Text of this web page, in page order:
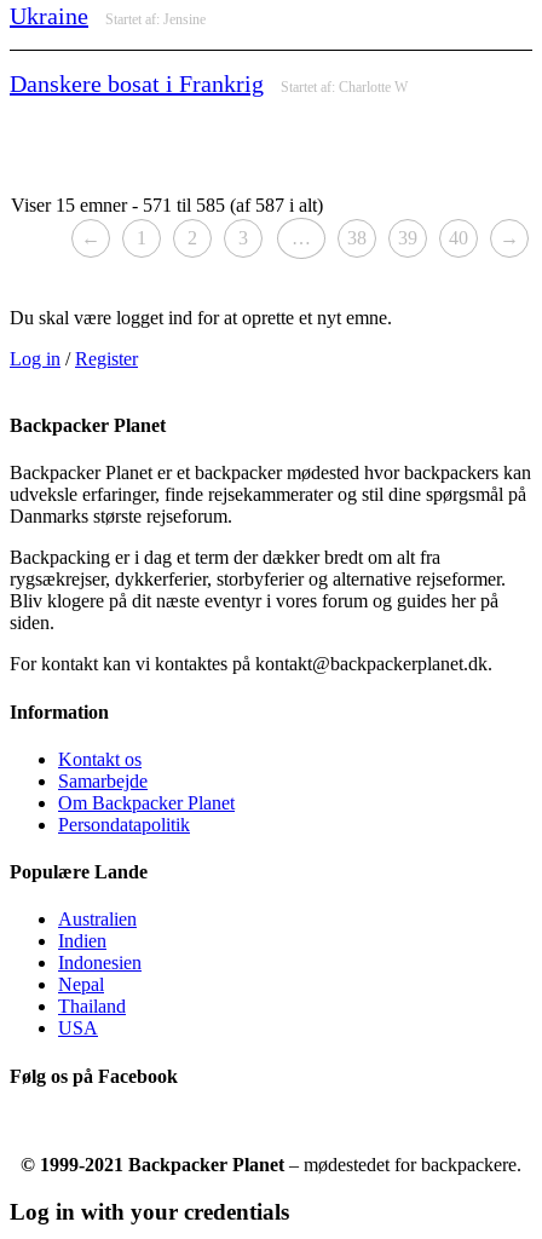
Ukraine Startet af: Jensine
Danskere bosat i Frankrig Startet af: Charlotte W
Viser 15 emner - 571 til 585 (af 587 i alt)
←
1 2 3 … 38 39 40 →
Du skal være logget ind for at oprette et nyt emne.
Log in /Register
Backpacker Planet
Backpacker Planet er et backpacker mødested hvor backpackers kan
udveksle erfaringer, finde rejsekammerater og stil dine spørgsmål på
Danmarks største rejseforum.
Backpacking er i dag et term der dækker bredt om alt fra
rygsækrejser, dykkerferier, storbyferier og alternative rejseformer.
Bliv klogere på dit næste eventyr i vores forum og guides her på
siden.
For kontakt kan vi kontaktes på kontakt@backpackerplanet.dk.
Information
Kontakt os
Samarbejde
Om Backpacker Planet
Persondatapolitik
Populære Lande
Australien
Indien
Indonesien
Nepal
Thailand
USA
Følg os på Facebook
© 1999-2021 Backpacker Planet – mødestedet for backpackere.
Log in with your credentials